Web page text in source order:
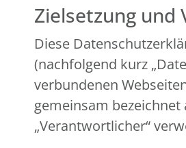
Zielsetzung
Diese
(nachfolgend kurz
verbundenen
gemeinsam bezeichnet
„Verantwortlicher“